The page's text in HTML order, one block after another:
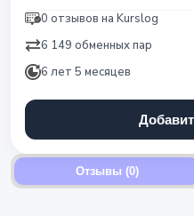
0 отзывов на Kurslog
6 149 обменных пар
6 лет 5 месяцев
Отзывы (0)